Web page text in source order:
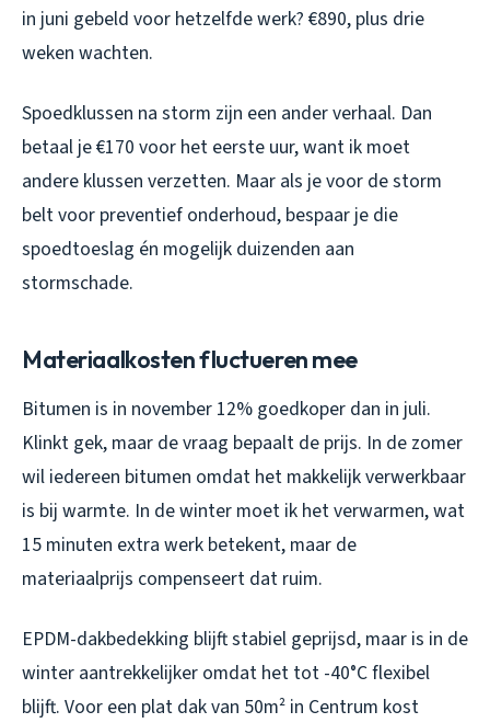
in juni gebeld voor hetzelfde werk? €890, plus drie
weken wachten.
Spoedklussen na storm zijn een ander verhaal. Dan
betaal je €170 voor het eerste uur, want ik moet
andere klussen verzetten. Maar als jevoor de storm
belt voor preventief onderhoud, bespaar je die
spoedtoeslag én mogelijk duizenden aan
stormschade.
Materiaalkosten fluctueren mee
Bitumen is in november 12% goedkoper dan in juli.
Klinkt gek, maar de vraag bepaalt de prijs. In de zomer
wil iedereen bitumen omdat het makkelijk verwerkbaar
is bij warmte. In de winter moet ik het verwarmen, wat
15 minuten extra werk betekent, maar de
materiaalprijs compenseert dat ruim.
EPDM-dakbedekking blijft stabiel geprijsd, maar is in de
winter aantrekkelijker omdat het tot -40°C flexibel
blijft. Voor een plat dak van 50m² in Centrum kost